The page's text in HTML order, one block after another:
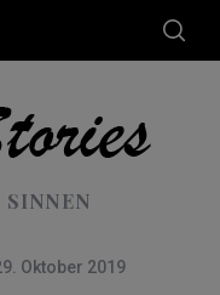
SINNEN
Oktober 2019